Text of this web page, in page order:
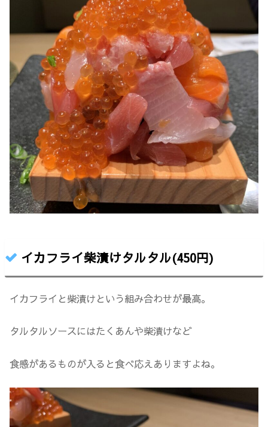
イカフライ柴漬けタルタル(450円)
イカフライと柴漬けという組み合わせが最高。
タルタルソースにはたくあんや柴漬けなど
食感があるものが入ると食べ応えありますよね。